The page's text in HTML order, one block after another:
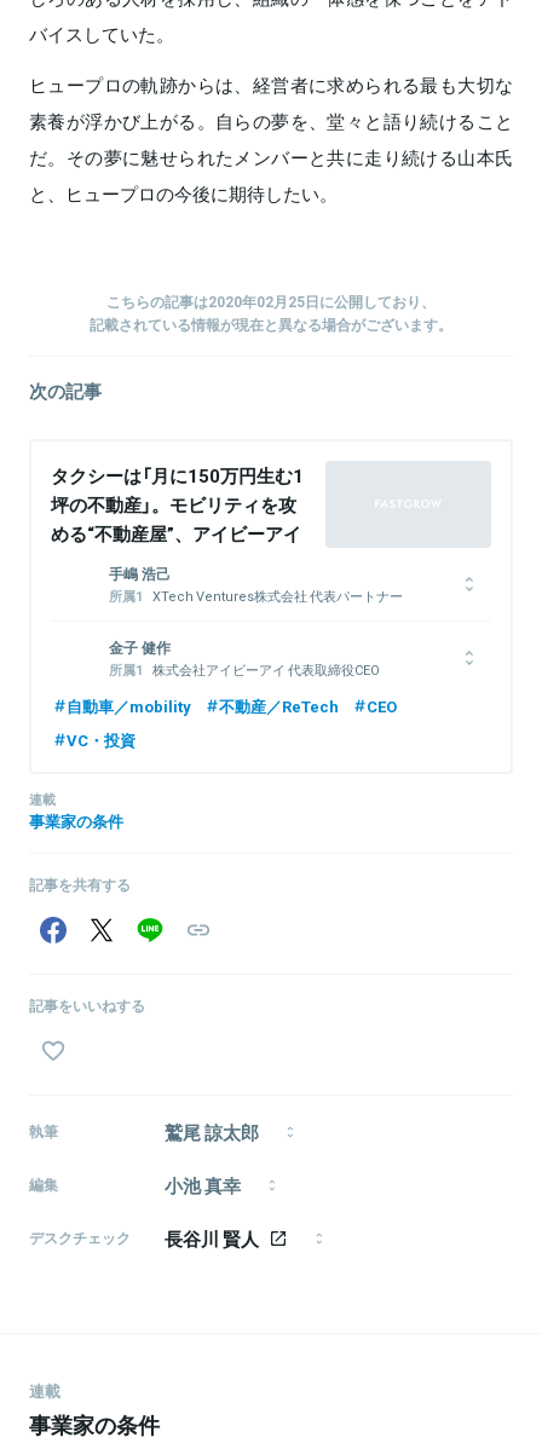
バイスしていた。
ヒュープロの軌跡からは、経営者に求められる最も大切な
素養が浮かび上がる。自らの夢を、堂々と語り続けること
だ。その夢に魅せられたメンバーと共に走り続ける山本氏
と、ヒュープロの今後に期待したい。
こちらの記事は2020年02月25日に公開しており、
記載されている情報が現在と異なる場合がございます。
次の記事
タクシーは「月に150万円生む1
坪の不動産」。モビリティを攻
める“不動産屋”、アイビーアイ
金子健作の事業開発論
手嶋 浩己
XTech Ventures株式会社 代表パートナー
1976年生まれ。1999年一橋大学商学部卒業後、博報堂に入社し、
戦略プランナーとして6年間勤務。2006年インタースパイア（現ユ
ナイテッド）入社、取締役に就任。その後、2度の経営統合を行い、
2012年ユナイテッド取締役に就任、新規事業立ち上げや創業期メル
カリへの投資実行等を担当。2018年同社退任した後、Gunosy社外
金子 健作
株式会社アイビーアイ 代表取締役CEO
1975年生まれ。1998年慶応義塾大学商学学部卒業。2001年にアイ
ビーアイを設立し不動産事業を、2008年にロイヤルリムジンを設立
による再生」を掲げ、不動産事業ではリノベーションによる中古住
宅の資産価値の再生を、モビリティー事業ではプレミアムな車両の
投入による交通インフラの再生を手掛けている。 2020年春には、
ジングループは東京と神戸にて9社約530台体制となり、更なる事業
自動車／mobility 不動産／ReTech
CEO
VC・投資
連載
事業家の条件
記事を共有する
記事をいいねする
執筆 鷲尾 諒太郎
新卒で株式会社リクルートジョブズに入社し、新卒採
ーランスとして独立。複数の企業の採用支援などを行
いながら、ライター・編集者としても活動。興味範囲
編集 小池 真幸
『CAIXA』副編集長、『FastGrow』編集パートナー、グ
デスクチェック 長谷川 賢人
連載
事業家の条件